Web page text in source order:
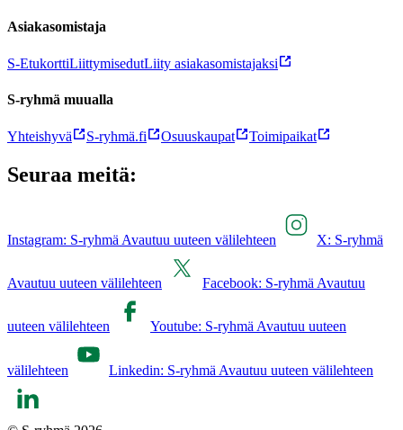
Asiakasomistaja
S-EtukorttiLiittymisedutLiity asiakasomistajaksi
S-ryhmä muualla
Yhteishyvä S-ryhmä.fi Osuuskaupat Toimipaikat
Seuraa meitä:
Instagram: S-ryhmä Avautuu uuteen välilehteen X: S-ryhmä
Avautuu uuteen välilehteen Facebook: S-ryhmä Avautuu
uuteen välilehteen Youtube: S-ryhmä Avautuu uuteen
välilehteen Linkedin: S-ryhmä Avautuu uuteen välilehteen